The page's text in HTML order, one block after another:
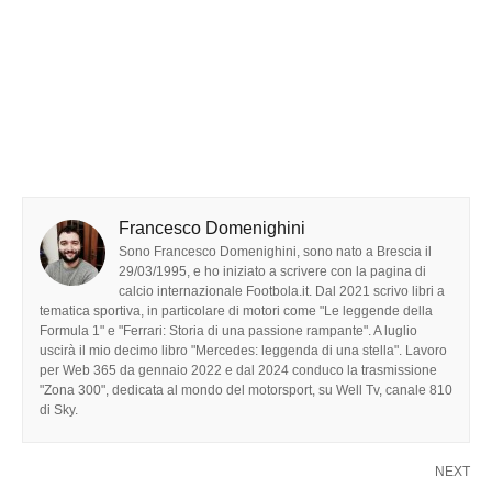
Francesco Domenighini
Sono Francesco Domenighini, sono nato a Brescia il
29/03/1995, e ho iniziato a scrivere con la pagina di
calcio internazionale Footbola.it. Dal 2021 scrivo libri a
tematica sportiva, in particolare di motori come "Le leggende della
Formula 1" e "Ferrari: Storia di una passione rampante". A luglio
uscirà il mio decimo libro "Mercedes: leggenda di una stella". Lavoro
per Web 365 da gennaio 2022 e dal 2024 conduco la trasmissione
"Zona 300", dedicata al mondo del motorsport, su Well Tv, canale 810
di Sky.
NEXT